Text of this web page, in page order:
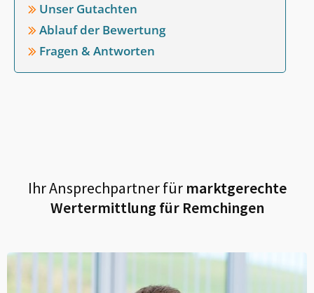
Unser Gutachten
Ablauf der Bewertung
Fragen & Antworten
Ihr Ansprechpartner fürmarktgerechte
Wertermittlung für Remchingen